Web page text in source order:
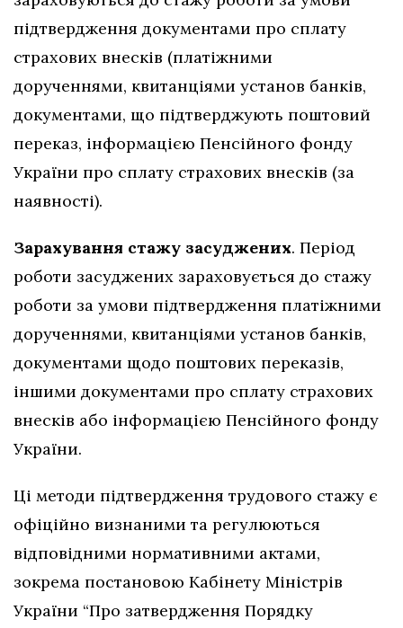
підтвердження документами про сплату
страхових внесків (платіжними
дорученнями, квитанціями установ банків,
документами, що підтверджують поштовий
переказ, інформацією Пенсійного фонду
України про сплату страхових внесків (за
наявності).
Зарахування стажу засуджених. Період
роботи засуджених зараховується до стажу
роботи за умови підтвердження платіжними
дорученнями, квитанціями установ банків,
документами щодо поштових переказів,
іншими документами про сплату страхових
внесків або інформацією Пенсійного фонду
України.
Ці методи підтвердження трудового стажу є
офіційно визнаними та регулюються
відповідними нормативними актами,
зокрема постановою Кабінету Міністрів
України “Про затвердження Порядку